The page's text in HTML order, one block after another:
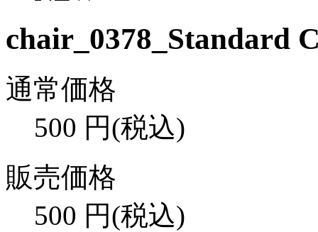
chair_0378_Standard
通常価格
500 円(税込)
販売価格
500 円(税込)